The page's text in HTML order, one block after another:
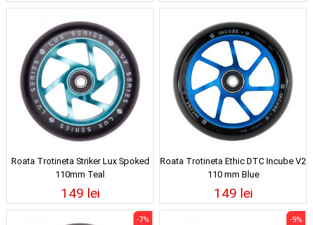
Roata Trotineta Striker Lux Spoked
110mm Teal
149 lei
Roata Trotineta Ethic DTC Incube V2
110 mm Blue
149 lei
-7% -9%